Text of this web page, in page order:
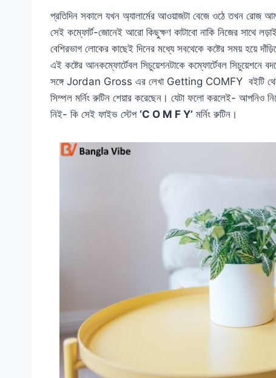
প্রতিদিন সকালে যখন অ্যালার্মের আওয়াজটা বেজে ওঠে তখন রোজ
সেই কম্ফোর্ট-জোনেই আরো কিছুক্ষণ কাটাবো নাকি নিজের সাথে
বেশিরভাগ লোকের কাছেই দিনের মধ্যে সবথেকে কষ্টের সময় হয়ে
এই কষ্টের আনকম্ফোর্টেবল সিচুয়েশনটাকে কম্ফোর্টেবল
সঙ্গে Jordan Gross এর লেখা Getting COMFY বইটি থেকে
সিম্পল মর্নিং রুটিন শেয়ার করেছেন। যেটা ফলো করলেই- আপনিও
নিই- কি সেই ফাইভ স্টেপ ‘C O M F Y’ মর্নিং রুটিন।